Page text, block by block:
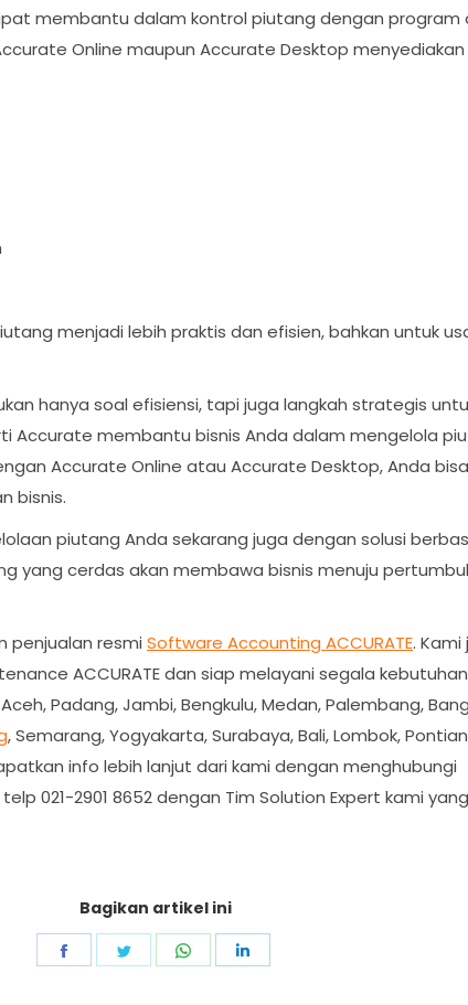
membantu dalam kontrol piutang dengan program
Online maupun Accurate Desktop
menjadi lebih praktis dan efisien, bahkan untuk
hanya soal efisiensi, tapi juga langkah strategis
Accurate membantu bisnis Anda dalam mengelola
Accurate Online atau Accurate Desktop, Anda
bisnis.
piutang Anda sekarang juga dengan solusi
yang cerdas akan membawa bisnis menuju
penjualan resmi Software Accounting ACCURATE. Kami
ACCURATE dan siap melayani segala
Padang, Jambi, Bengkulu, Medan, Palembang,
, Semarang, Yogyakarta, Surabaya, Bali, Lombok,
info lebih lanjut dari kami dengan menghubungi
021-2901 8652 dengan Tim Solution Expert kami
Bagikan artikel ini
Share
Share
Share